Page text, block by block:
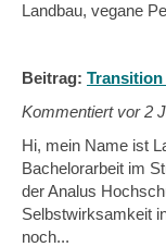
Landbau, vegane
Beitrag:
Kommentiert vor2
Hi, mein Name ist
Bachelorarbeit im
der Analus
Selbstwirksamkeit
noch...